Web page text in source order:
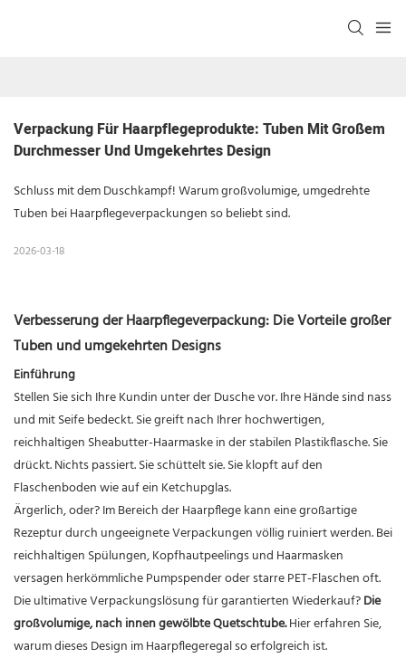
Verpackung Für Haarpflegeprodukte: Tuben Mit Großem
Durchmesser Und Umgekehrtes Design
Schluss mit dem Duschkampf! Warum großvolumige, umgedrehte
Tuben bei Haarpflegeverpackungen so beliebt sind.
2026-03-18
Verbesserung der Haarpflegeverpackung: Die Vorteile großer
Tuben und umgekehrten Designs
Einführung
Stellen Sie sich Ihre Kundin unter der Dusche vor. Ihre Hände sind nass
und mit Seife bedeckt. Sie greift nach Ihrer hochwertigen,
reichhaltigen Sheabutter-Haarmaske in der stabilen Plastikflasche. Sie
drückt. Nichts passiert. Sie schüttelt sie. Sie klopft auf den
Flaschenboden wie auf ein Ketchupglas.
Ärgerlich, oder? Im Bereich der Haarpflege kann eine großartige
Rezeptur durch ungeeignete Verpackungen völlig ruiniert werden. Bei
reichhaltigen Spülungen, Kopfhautpeelings und Haarmasken
versagen herkömmliche Pumpspender oder starre PET-Flaschen oft.
Die ultimative Verpackungslösung für garantierten Wiederkauf?Die
großvolumige, nach innen gewölbte Quetschtube.Hier erfahren Sie,
warum dieses Design im Haarpflegeregal so erfolgreich ist.